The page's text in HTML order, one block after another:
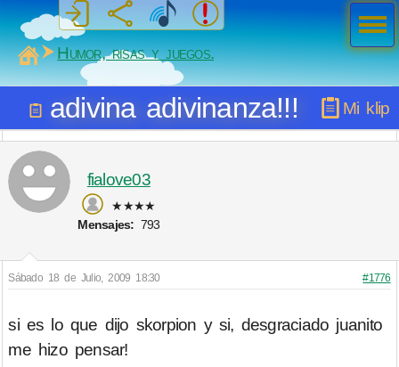
MiSabueso
Humor, risas y juegos.
Mi klip
adivina adivinanza!!!
fialove03
★★★★
Mensajes: 793
Sábado 18 de Julio, 2009 18:30 #1776
si es lo que dijo skorpion y si, desgraciado juanito
me hizo pensar!
Men
ú